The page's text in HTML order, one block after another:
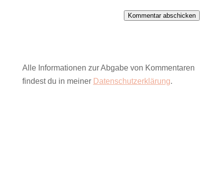
Kommentar abschicken
Alle Informationen zur Abgabe von Kommentaren
findest du in meiner Datenschutzerklärung.